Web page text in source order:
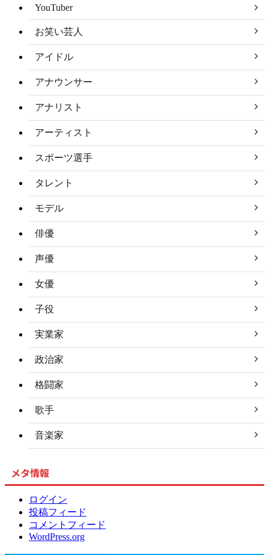
YouTuber
お笑い芸人
アイドル
アナウンサー
アナリスト
アーティスト
スポーツ選手
タレント
モデル
俳優
声優
女優
子役
実業家
政治家
格闘家
歌手
音楽家
メタ情報
ログイン
投稿フィード
コメントフィード
WordPress.org